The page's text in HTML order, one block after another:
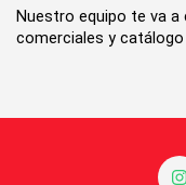
Nuestro equipo te va
comerciales y catálogo